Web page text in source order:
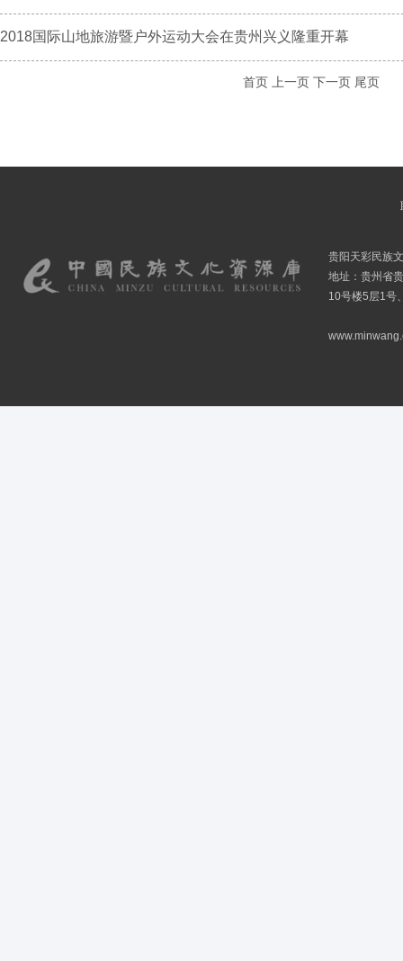
2018国际山地旅游暨户外运动大会在贵州兴义隆重开幕
首页 上一页 下一页 尾页
贵阳天彩民族
地址：贵州省
10号楼5层1号